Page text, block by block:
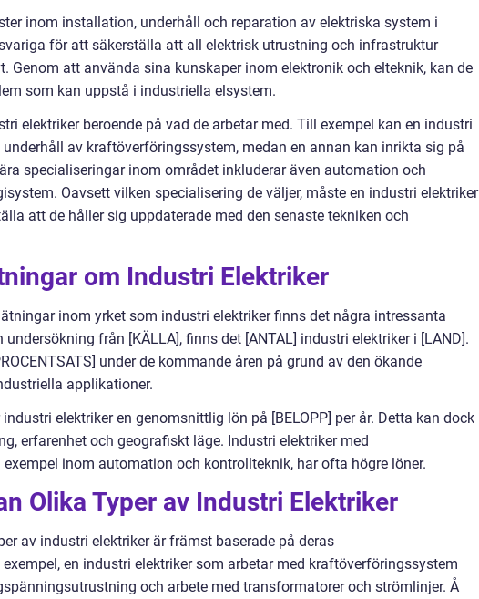
inom installation, underhåll och reparation av elektriska system i
för att säkerställa att all elektrisk utrustning och infrastruktur
Genom att använda sina kunskaper inom elektronik och elteknik, kan de
som kan uppstå i industriella elsystem.
elektriker beroende på vad de arbetar med. Till exempel kan en industri
av kraftöverföringssystem, medan en annan kan inrikta sig på
specialiseringar inom området inkluderar även automation och
Oavsett vilken specialisering de väljer, måste en industri elektriker
att de håller sig uppdaterade med den senaste tekniken och
om Industri Elektriker
inom yrket som industri elektriker finns det några intressanta
från [KÄLLA], finns det [ANTAL] industri elektriker i [LAND].
under de kommande åren på grund av den ökande
applikationer.
elektriker en genomsnittlig lön på [BELOPP] per år. Detta kan dock
erfarenhet och geografiskt läge. Industri elektriker med
inom automation och kontrollteknik, har ofta högre löner.
Olika Typer av Industri Elektriker
av industri elektriker är främst baserade på deras
en industri elektriker som arbetar med kraftöverföringssystem
och arbete med transformatorer och strömlinjer. Å